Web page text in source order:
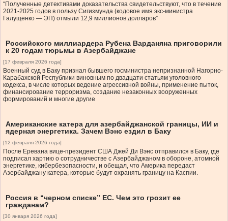
“Полученные детективами доказательства свидетельствуют, что в течение
2021-2025 годов в пользу Сигизмунда (кодовое имя экс-министра
Галущенко — ЭП) отмыли 12,9 миллионов долларов”
Российского миллиардера Рубена Варданяна приговорили
к 20 годам тюрьмы в Азербайджане
[17 февраля 2026 года]
Военный суд в Баку признал бывшего госминистра непризнанной Нагорно-
Карабахской Республики виновным по двадцати статьям уголовного
кодекса, в числе которых ведение агрессивной войны, применение пыток,
финансирование терроризма, создание незаконных вооруженных
формирований и многие другие
Американские катера для азербайджанской границы, ИИ и
ядерная энергетика. Зачем Вэнс ездил в Баку
[12 февраля 2026 года]
После Еревана вице-президент США Джей Ди Вэнс отправился в Баку, где
подписал хартию о сотрудничестве с Азербайджаном в обороне, атомной
энергетике, кибербезопасности, и обещал, что Америка передаст
Азербайджану катера, которые будут охранять границу на Каспии.
Россия в “черном списке” ЕС. Чем это грозит ее
гражданам?
[30 января 2026 года]